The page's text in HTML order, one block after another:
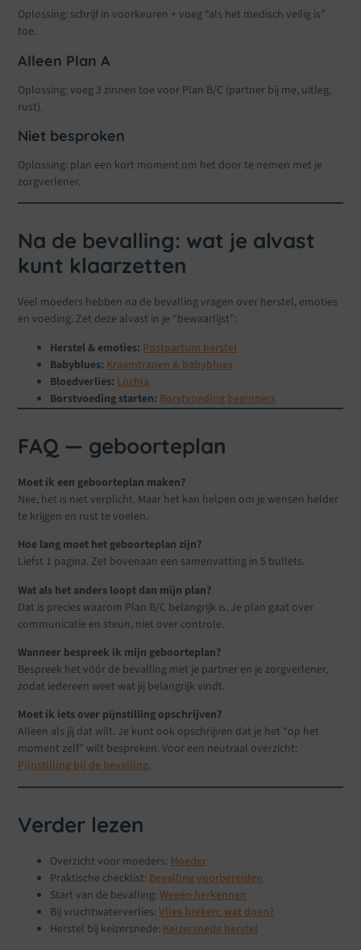
Oplossing: schrijf in voorkeuren + voeg “als het medisch veilig is”
toe.
Alleen Plan A
Oplossing: voeg 3 zinnen toe voor Plan B/C (partner bij me, uitleg,
rust).
Niet besproken
Oplossing: plan een kort moment om het door te nemen met je
zorgverlener.
Na de bevalling: wat je alvast
kunt klaarzetten
Veel moeders hebben na de bevalling vragen over herstel, emoties
en voeding. Zet deze alvast in je “bewaarlijst”:
Herstel & emoties: Postpartum herstel
Babyblues: Kraamtranen & babyblues
Bloedverlies: Lochia
Borstvoeding starten: Borstvoeding beginners
FAQ — geboorteplan
Moet ik een geboorteplan maken?
Nee, het is niet verplicht. Maar het kan helpen om je wensen helder
te krijgen en rust te voelen.
Hoe lang moet het geboorteplan zijn?
Liefst 1 pagina. Zet bovenaan een samenvatting in 5 bullets.
Wat als het anders loopt dan mijn plan?
Dat is precies waarom Plan B/C belangrijk is. Je plan gaat over
communicatie en steun, niet over controle.
Wanneer bespreek ik mijn geboorteplan?
Bespreek het vóór de bevalling met je partner en je zorgverlener,
zodat iedereen weet wat jij belangrijk vindt.
Moet ik iets over pijnstilling opschrijven?
Alleen als jij dat wilt. Je kunt ook opschrijven dat je het “op het
moment zelf” wilt bespreken. Voor een neutraal overzicht:
Pijnstilling bij de bevalling.
Verder lezen
Overzicht voor moeders: Moeder
Praktische checklist: Bevalling voorbereiden
Start van de bevalling:Weeën herkennen
Bij vruchtwaterverlies:Vlies breken: wat doen?
Herstel bij keizersnede: Keizersnede herstel